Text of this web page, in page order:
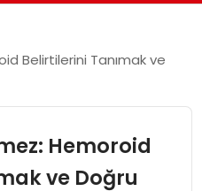
Belirtilerini Tanımak ve
Hemoroid
ve Doğru